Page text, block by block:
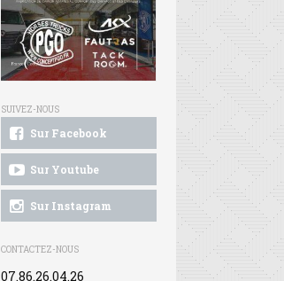
SUIVEZ-NOUS
Sur Facebook
Sur Youtube
Sur Instagram
CONTACTEZ-NOUS
07.86.26.04.26